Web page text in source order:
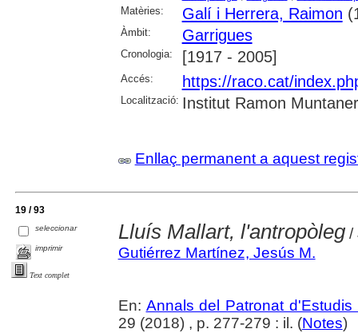
Matèries:
Galí i Herrera, Raimon
Àmbit: Garrigues
Cronologia: [1917 - 2005]
Accés: https://raco.cat/
Localització: Institut Ramon
Enllaç permanent a aquest
19 / 93
seleccionar
imprimir
Text complet
Lluís Mallart, l'antropòleg/
Gutiérrez Martínez, Jesús M.
En: Annals del Patronat
29 (2018) , p. 277-279 : il. (Notes)